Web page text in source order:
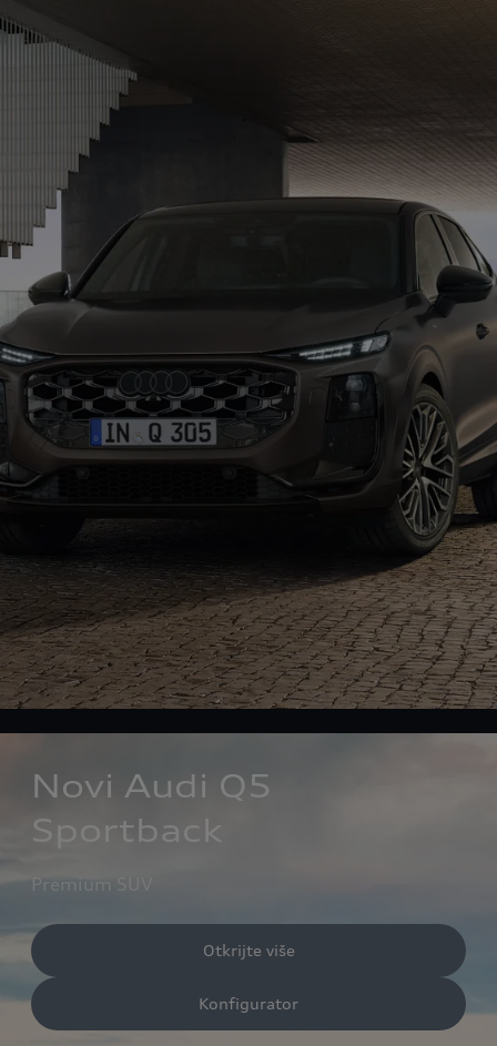
Novi Audi Q5
Sportback
Premium SUV
Otkrijte više
Konfigurator